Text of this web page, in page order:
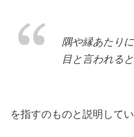
隅や縁あたり
目と言われる
を指すのものと説明してい